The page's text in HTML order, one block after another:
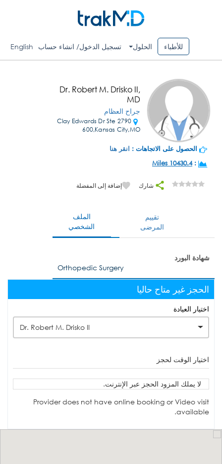
للأطباء الحلول تسجيل الدخول/ انشاء حساب English
Dr. Robert M. Drisko II,
MD
جراح العظام
2790 Clay Edwards Dr Ste
600,Kansas City,MO
الحصول على الاتجاهات : انقر هنا
:
10430.4 Miles
شارك إضافة إلى المفضلة
الملف
الشخصي
تقييم
المرضى
شهادة البورد
Orthopedic Surgery
الحجز غير متاح حاليا
اختيار العيادة
Dr. Robert M. Drisko II
اختيار الوقت لحجز
لا يملك المزود الحجز عبر الإنترنت.
Provider does not have online booking or Video visit
available.